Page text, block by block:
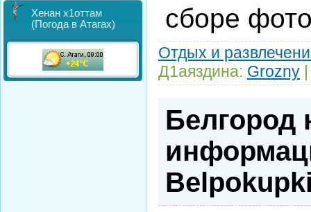
Хенан х1оттам
(Погода в Атагах)
сборе
Отдых и
Д1аяздина: Grozny
Белгород